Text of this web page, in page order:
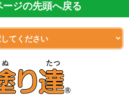
ージの先頭へ戻る